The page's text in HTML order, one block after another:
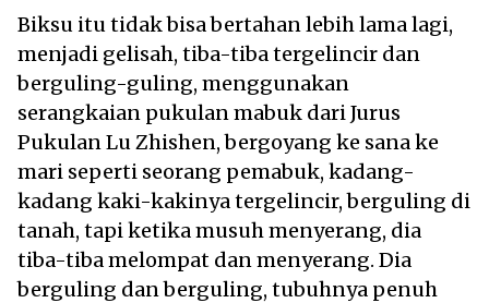
Biksu itu tidak bisa bertahan lebih lama lagi,
menjadi gelisah, tiba-tiba tergelincir dan
berguling-guling, menggunakan
serangkaian pukulan mabuk dari Jurus
Pukulan Lu Zhishen, bergoyang ke sana ke
mari seperti seorang pemabuk, kadang-
kadang kaki-kakinya tergelincir, berguling di
tanah, tapi ketika musuh menyerang, dia
tiba-tiba melompat dan menyerang. Dia
berguling dan berguling, tubuhnya penuh